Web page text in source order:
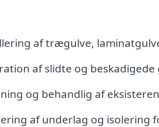
af trægulve,
af slidte og beskadigede
og behandlig af
af underlag og isolering